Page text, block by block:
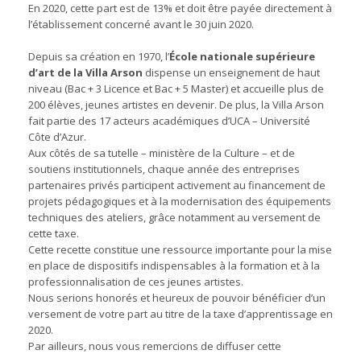
En 2020, cette part est de 13% et doit être payée directement à
l’établissement concerné avant le 30 juin 2020.
Depuis sa création en 1970, l’École nationale supérieure
d’art de la Villa Arson dispense un enseignement de haut
niveau (Bac + 3 Licence et Bac + 5 Master) et accueille plus de
200 élèves, jeunes artistes en devenir. De plus, la Villa Arson
fait partie des 17 acteurs académiques d’UCA – Université
Côte d’Azur.
Aux côtés de sa tutelle – ministère de la Culture – et de
soutiens institutionnels, chaque année des entreprises
partenaires privés participent activement au financement de
projets pédagogiques et à la modernisation des équipements
techniques des ateliers, grâce notamment au versement de
cette taxe.
Cette recette constitue une ressource importante pour la mise
en place de dispositifs indispensables à la formation et à la
professionnalisation de ces jeunes artistes.
Nous serions honorés et heureux de pouvoir bénéficier d’un
versement de votre part au titre de la taxe d’apprentissage en
2020.
Par ailleurs, nous vous remercions de diffuser cette